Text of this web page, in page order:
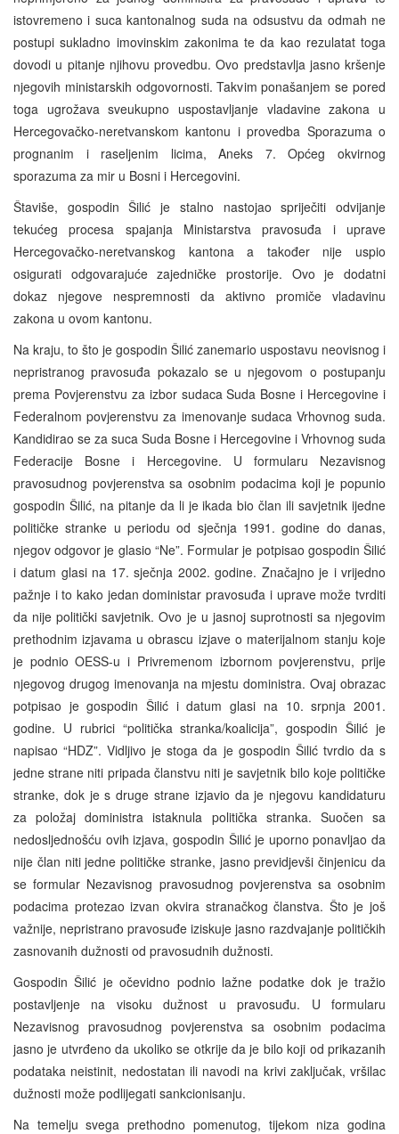
istovremeno i suca kantonalnog suda na odsustvu da odmah ne
postupi sukladno imovinskim zakonima te da kao rezulatat toga
dovodi u pitanje njihovu provedbu. Ovo predstavlja jasno kršenje
njegovih ministarskih odgovornosti. Takvim ponašanjem se pored
toga ugrožava sveukupno uspostavljanje vladavine zakona u
Hercegovačko-neretvanskom kantonu i provedba Sporazuma o
prognanim i raseljenim licima, Aneks 7. Općeg okvirnog
sporazuma za mir u Bosni i Hercegovini.
Štaviše, gospodin Šilić je stalno nastojao spriječiti odvijanje
tekućeg procesa spajanja Ministarstva pravosuđa i uprave
Hercegovačko-neretvanskog kantona a također nije uspio
osigurati odgovarajuće zajedničke prostorije. Ovo je dodatni
dokaz njegove nespremnosti da aktivno promiče vladavinu
zakona u ovom kantonu.
Na kraju, to što je gospodin Šilić zanemario uspostavu neovisnog i
nepristranog pravosuđa pokazalo se u njegovom o postupanju
prema Povjerenstvu za izbor sudaca Suda Bosne i Hercegovine i
Federalnom povjerenstvu za imenovanje sudaca Vrhovnog suda.
Kandidirao se za suca Suda Bosne i Hercegovine i Vrhovnog suda
Federacije Bosne i Hercegovine. U formularu Nezavisnog
pravosudnog povjerenstva sa osobnim podacima koji je popunio
gospodin Šilić, na pitanje da li je ikada bio član ili savjetnik ijedne
političke stranke u periodu od sječnja 1991. godine do danas,
njegov odgovor je glasio “Ne”. Formular je potpisao gospodin Šilić
i datum glasi na 17. sječnja 2002. godine. Značajno je i vrijedno
pažnje i to kako jedan doministar pravosuđa i uprave može tvrditi
da nije politički savjetnik. Ovo je u jasnoj suprotnosti sa njegovim
prethodnim izjavama u obrascu izjave o materijalnom stanju koje
je podnio OESS-u i Privremenom izbornom povjerenstvu, prije
njegovog drugog imenovanja na mjestu doministra. Ovaj obrazac
potpisao je gospodin Šilić i datum glasi na 10. srpnja 2001.
godine. U rubrici “politička stranka/koalicija”, gospodin Šilić je
napisao “HDZ”. Vidljivo je stoga da je gospodin Šilić tvrdio da s
jedne strane niti pripada članstvu niti je savjetnik bilo koje političke
stranke, dok je s druge strane izjavio da je njegovu kandidaturu
za položaj doministra istaknula politička stranka. Suočen sa
nedosljednošću ovih izjava, gospodin Šilić je uporno ponavljao da
nije član niti jedne političke stranke, jasno previdjevši činjenicu da
se formular Nezavisnog pravosudnog povjerenstva sa osobnim
podacima protezao izvan okvira stranačkog članstva. Što je još
važnije, nepristrano pravosuđe iziskuje jasno razdvajanje političkih
zasnovanih dužnosti od pravosudnih dužnosti.
Gospodin Šilić je očevidno podnio lažne podatke dok je tražio
postavljenje na visoku dužnost u pravosuđu. U formularu
Nezavisnog pravosudnog povjerenstva sa osobnim podacima
jasno je utvrđeno da ukoliko se otkrije da je bilo koji od prikazanih
podataka neistinit, nedostatan ili navodi na krivi zaključak, vršilac
dužnosti može podlijegati sankcionisanju.
Na temelju svega prethodno pomenutog, tijekom niza godina